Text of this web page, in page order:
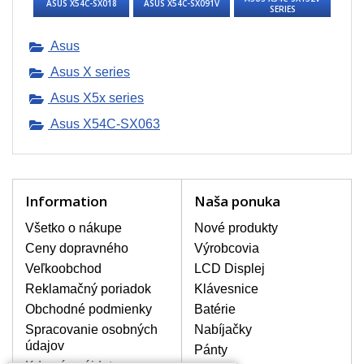
Nový displej k notebooku ASUS X54C-
ASUS X54C-SX018 ASUS X54C-SX091V
SERIES
Asus
Asus X series
Asus X5x series
Asus X54C-SX063
Information
Všetko o nákupe
Ceny dopravného
Veľkoobchod
Reklamačný poriadok
Obchodné podmienky
Spracovanie osobných
údajov
Naša ponuka
Nové produkty
Výrobcovia
LCD Displej
Klávesnice
Batérie
Nabíjačky
Pánty